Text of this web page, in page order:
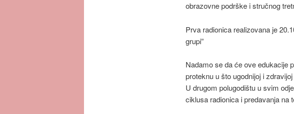
obrazovne podrške i stručnog
Prva radionica realizovana je
grupi”
Nadamo se da će ove edukacije
proteknu u što ugodnijoj i
U drugom polugodištu u svim
ciklusa radionica i predavanja na